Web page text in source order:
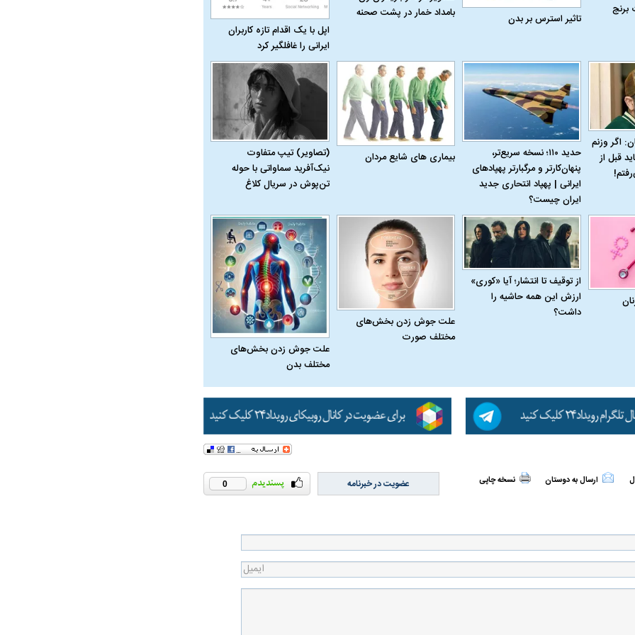
برنج
تاثیر استرس بر بدن
بامداد خمار در پشت صحنه
اپل با یک اقدام تازه کاربران
ایرانی را غافلگیر کرد
اگر وزنم
قبل از
حدید ۱۱۰؛ نسخه سریع‌تر،
پنهان‌کارتر و مرگبارتر پهپادهای
ایرانی | پهپاد انتحاری جدید
ایران چیست؟
بیماری‌ های شایع مردان
(تصاویر) تیپ متفاوت
نیک‌آفرید سماواتی با حوله
تن‌پوش در سریال کلاغ
از توقیف تا انتشار؛ آیا «کوری»
ارزش این همه حاشیه را
داشت؟
علت جوش زدن بخش‌های
مختلف صورت
علت جوش زدن بخش‌های
مختلف بدن
ارسال به دوستان نسخه چاپی 0 عضویت در خبرنامه
یک سلسله |
شاه در ایران
ریشه‌های عزاداری ماه محرم در فرهنگ
و تاریخ ایران
عزاداری ماه محرم در دوران قاجار چگونه
انجام می‌شد؟
مردی که سر خم نکرد؟ | غلامرضا تختی و
می‌گوید اگر
زمان زودتر
ببینید| پزشکیان: نقشه کشیده بودند ایران
ببینید| حسن روحانی: اقلیتی می‌گوید اگر
این جنگ تشدید شود، امام زمان زودتر